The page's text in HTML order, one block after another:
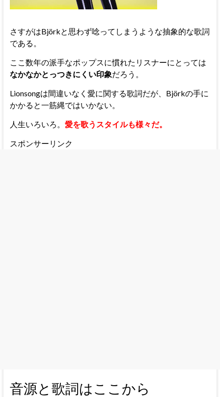
さすがはBjörkと思わず唸ってしまうような抽象的な歌詞
である。
ここ数年の派手なポップスに慣れたリスナーにとっては
なかなかとっつきにくい印象だろう。
Lionsongは間違いなく愛に関する歌詞だが、Björkの手に
かかると一筋縄ではいかない。
人生いろいろ。 愛を歌うスタイルも様々だ。
スポンサーリンク
音源と歌詞はここから